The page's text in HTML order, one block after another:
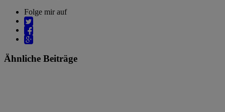
Folge mir auf
Ähnliche Beiträge